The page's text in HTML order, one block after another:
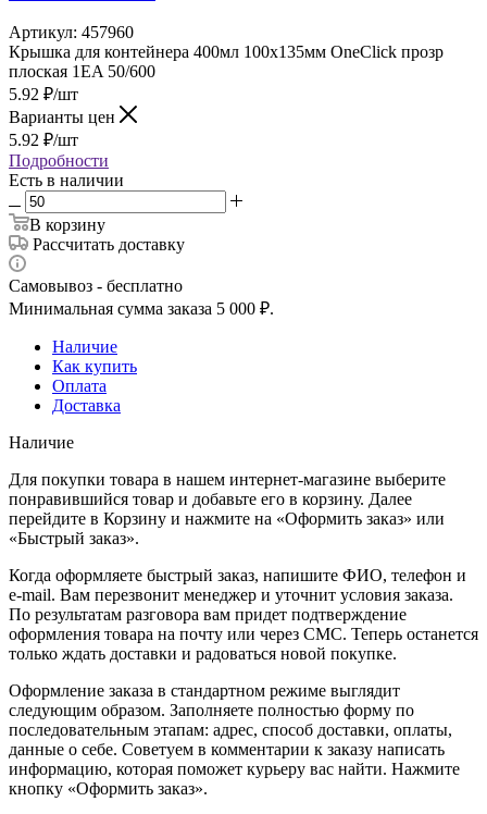
Артикул: 457960
Крышка для контейнера 400мл 100х135мм OneClick прозр
плоская 1EA 50/600
5.92 ₽/шт
Варианты цен
5.92 ₽/шт
Подробности
Есть в наличии
В корзину
Рассчитать доставку
Самовывоз - бесплатно
Минимальная сумма заказа 5 000 ₽.
Наличие
Как купить
Оплата
Доставка
Наличие
Для покупки товара в нашем интернет-магазине выберите
понравившийся товар и добавьте его в корзину. Далее
перейдите в Корзину и нажмите на «Оформить заказ» или
«Быстрый заказ».
Когда оформляете быстрый заказ, напишите ФИО, телефон и
e-mail. Вам перезвонит менеджер и уточнит условия заказа.
По результатам разговора вам придет подтверждение
оформления товара на почту или через СМС. Теперь останется
только ждать доставки и радоваться новой покупке.
Оформление заказа в стандартном режиме выглядит
следующим образом. Заполняете полностью форму по
последовательным этапам: адрес, способ доставки, оплаты,
данные о себе. Советуем в комментарии к заказу написать
информацию, которая поможет курьеру вас найти. Нажмите
кнопку «Оформить заказ».